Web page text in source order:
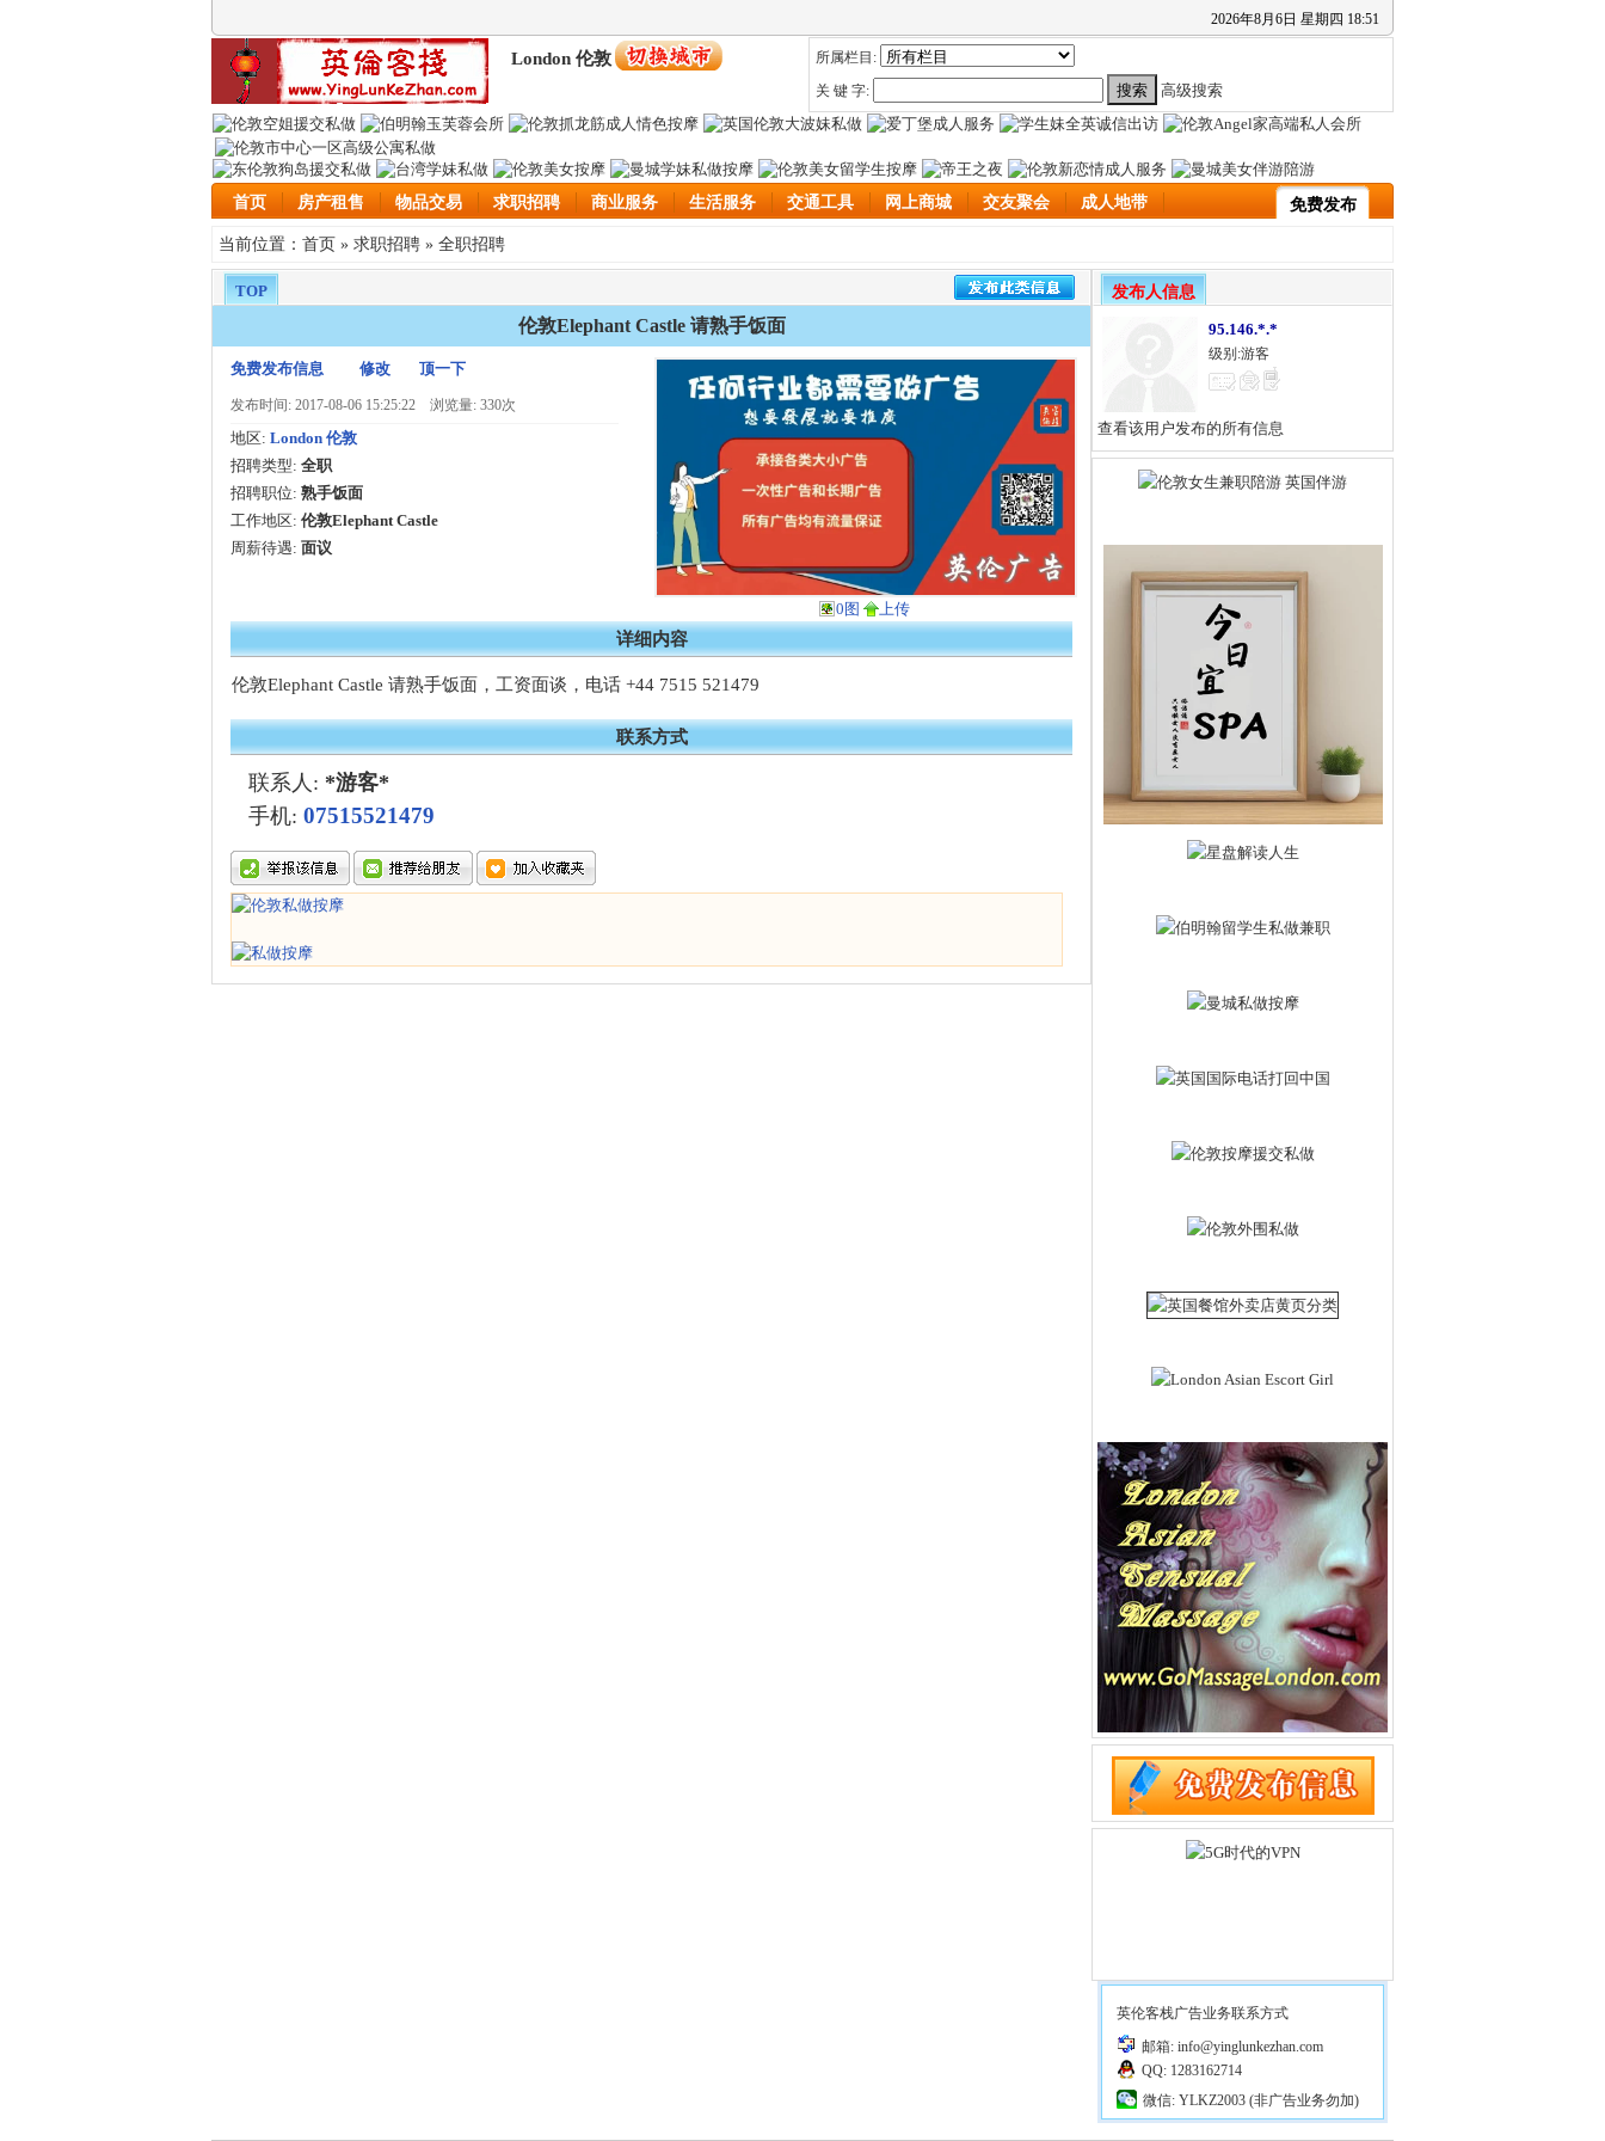
2026年8月 6日 星期四 18:51
London 伦敦
所属栏目:
关 键 字:
高级搜索
首页 房产租售 物品交易 求职招聘 商业服务 生活服务 交通工具 网上商城 交友聚会 成人地带 免费发布
当前位置： 首页 » 求职招聘 » 全职招聘
TOP
伦敦Elephant Castle 请熟手饭面
免费发布信息 修改 顶一下
发布时间: 2017-08-06 15:25:22 浏览量: 330次
地区: London 伦敦
招聘类型: 全职
招聘职位: 熟手饭面
工作地区: 伦敦Elephant Castle
周薪待遇: 面议
0图 上传
详细内容
伦敦Elephant Castle 请熟手饭面，工资面谈，电话 +44 7515 521479
联系方式
联系人: *游客*
手机: 07515521479
发布人信息
95.146.*.*
级别:游客
查看该用户发布的所有信息
英伦客栈广告业务联系方式
邮箱: info@yinglunkezhan.com
QQ: 1283162714
微信: YLKZ2003 (非广告业务勿加)